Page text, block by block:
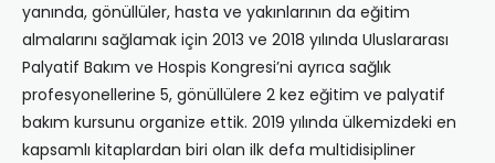
yanında, gönüllüler, hasta ve yakınlarının da eğitim
almalarını sağlamak için 2013 ve 2018 yılında Uluslararası
Palyatif Bakım ve Hospis Kongresi’ni ayrıca sağlık
profesyonellerine 5, gönüllülere 2 kez eğitim ve palyatif
bakım kursunu organize ettik. 2019 yılında ülkemizdeki en
kapsamlı kitaplardan biri olan ilk defa multidisipliner